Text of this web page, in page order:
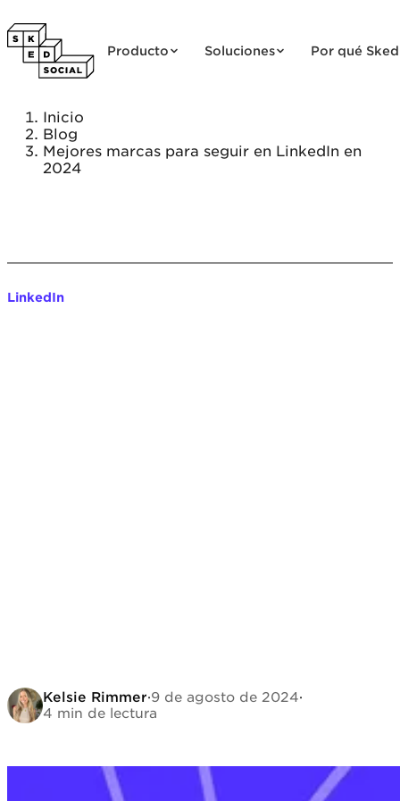
Producto Soluciones Por qué Sked
Inicio
Blog
Mejores marcas para seguir en LinkedIn en
2024
LinkedIn
Kelsie Rimmer·9 de agosto de 2024·
4 min de lectura